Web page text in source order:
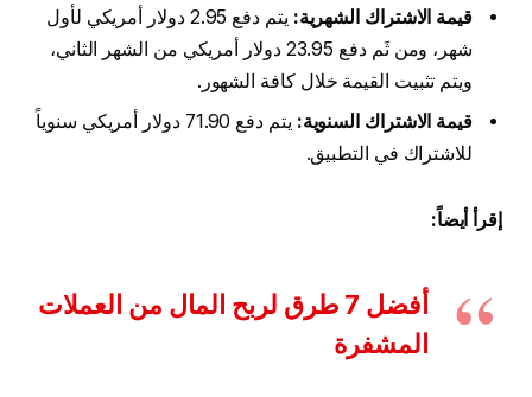
قيمة الاشتراك الشهرية:
يتم دفع 2.95 دولار أمريكي لأول
شهر، ومن ثَم دفع 23.95 دولار أمريكي من الشهر الثاني،
ويتم تثبيت القيمة خلال كافة الشهور.
قيمة الاشتراك السنوية:
يتم دفع 71.90 دولار أمريكي سنوياً
للاشتراك في التطبيق.
إقرأ أيضاً:
أفضل 7 طرق لربح المال من العملات
المشفرة